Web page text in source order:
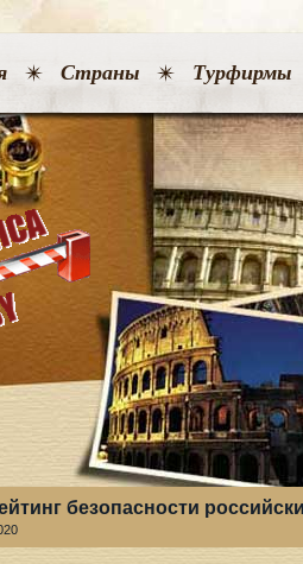
Страны Турфирмы
безопасности